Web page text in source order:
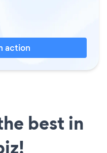
action
best in